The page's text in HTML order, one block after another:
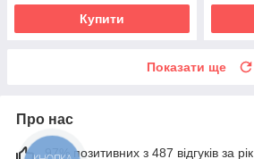
Купити
Показати ще
Про нас
97% позитивних з 487 відгуків за рік